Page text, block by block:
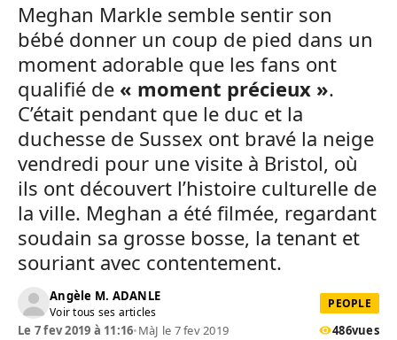
Meghan Markle semble sentir son
bébé donner un coup de pied dans un
moment adorable que les fans ont
qualifié de « moment précieux ».
C’était pendant que le duc et la
duchesse de Sussex ont bravé la neige
vendredi pour une visite à Bristol, où
ils ont découvert l’histoire culturelle de
la ville. Meghan a été filmée, regardant
soudain sa grosse bosse, la tenant et
souriant avec contentement.
Angèle M. ADANLE
Voir tous ses articles
PEOPLE
Le 7 fev 2019 à 11:16•MàJ le 7 fev 2019 486vues